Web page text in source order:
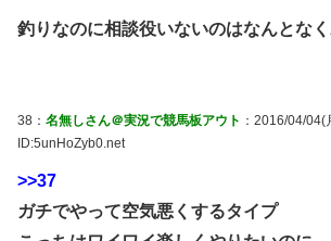
釣りなのに相談役いないのはなんとな
38： 名無しさん＠実況で競馬板アウト ：2016/04/
ID:5unHoZyb0.net
>>37
ガチでやって空気悪くするタイプ